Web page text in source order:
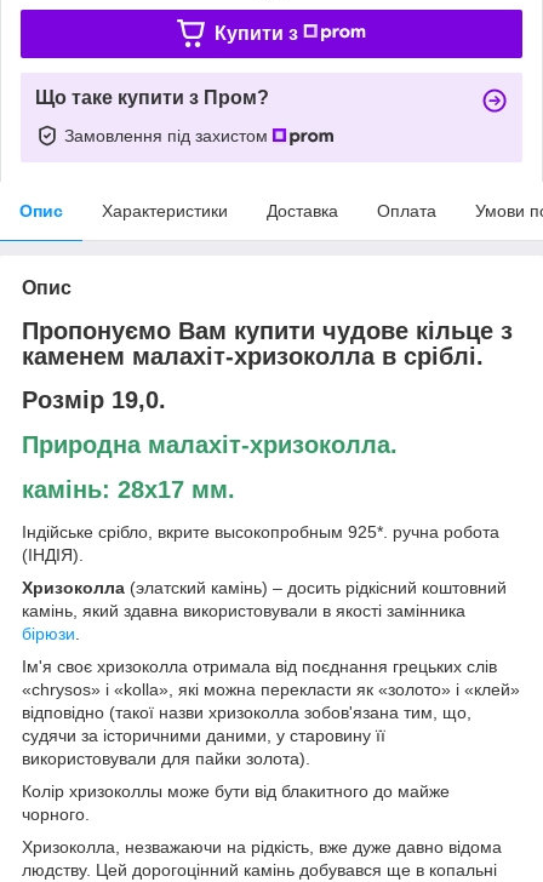
Купити з
Що таке купити з Пром?
Замовлення під захистом
Опис Характеристики Доставка Оплата Умови
Опис
Пропонуємо Вам купити чудове кільце з
каменем малахіт-хризоколла в сріблі.
Розмір 19,0.
Природна малахіт-хризоколла.
камінь: 28х17 мм.
Індійське срібло, вкрите высокопробным 925*. ручна робота
(ІНДІЯ).
Хризоколла (элатский камінь) – досить рідкісний коштовний
камінь, який здавна використовували в якості замінника
бірюзи.
Ім'я своє хризоколла отримала від поєднання грецьких слів
«chrysos» і «kolla», які можна перекласти як «золото» і «клей»
відповідно (такої назви хризоколла зобов'язана тим, що,
судячи за історичними даними, у старовину її
використовували для пайки золота).
Колір хризоколлы може бути від блакитного до майже
чорного.
Хризоколла, незважаючи на рідкість, вже дуже давно відома
людству. Цей дорогоцінний камінь добувався ще в копальні